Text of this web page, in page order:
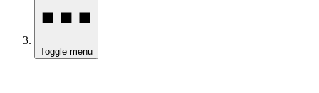
Toggle menu